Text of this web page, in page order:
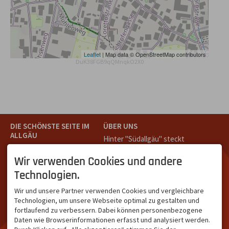
Leaflet | Map data © OpenStreetMap contributors
DuK38FGB9qQMnqkO2X0
DIE SCHÖNSTE SEITE IM
ALLGÄU
Teil des Oberallgäus. Es
verbindet die Tourismus-
Destinationen Oberstdorf,
Kleinwalsertal und beliebte
Urlaubsziele wie die
Hörnerdörfer, Alpsee-
Grünten, Oberstaufen oder
ÜBER UNS
Hinter "Südallgäu" steckt
Oberstdorf.
Unser Ziel ist ein attraktives
Leistungsträger im
südlichen Oberallgäu eine
starke Plattform bietet.
Wir verwenden Cookies und andere
Technologien.
Wir und unsere Partner verwenden Cookies und vergleichbare
Technologien, um unsere Webseite optimal zu gestalten und
fortlaufend zu verbessern. Dabei können personenbezogene
Daten wie Browserinformationen erfasst und analysiert werden.